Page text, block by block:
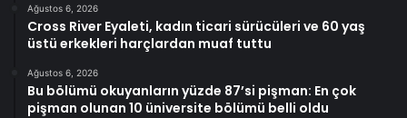
Ağustos 6, 2026
Cross River Eyaleti, kadın ticari sürücüleri ve 60 yaş
üstü erkekleri harçlardan muaf tuttu
Ağustos 6, 2026
Bu bölümü okuyanların yüzde 87’si pişman: En çok
pişman olunan 10 üniversite bölümü belli oldu